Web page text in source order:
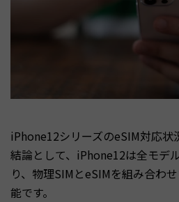
iPhone12シリーズのeSIM対応状
結論として、iPhone12は全モデ
り、物理SIMとeSIMを組み合わ
能です。